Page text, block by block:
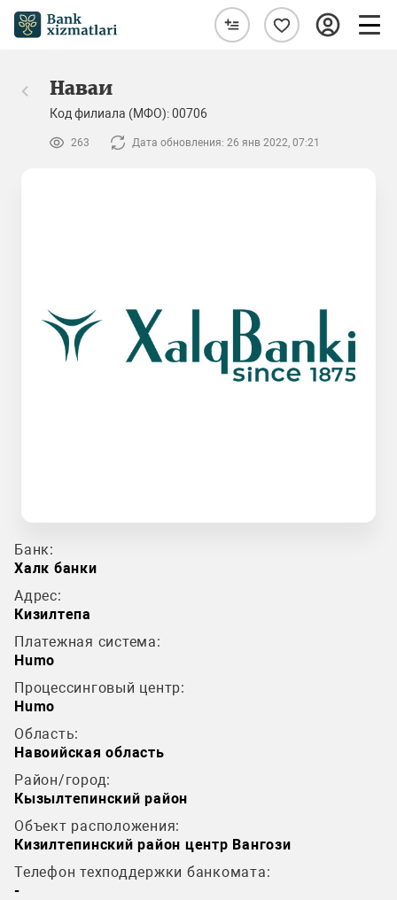
Наваи
Код филиала (МФО): 00706
263 Дата обновления: 26 янв 2022, 07:21
Банк:
Халк банки
Адрес:
Кизилтепа
Платежная система:
Humo
Процессинговый центр:
Humo
Область:
Навоийская область
Район/город:
Кызылтепинский район
Объект расположения:
Кизилтепинский район центр Вангози
Телефон техподдержки банкомата:
-